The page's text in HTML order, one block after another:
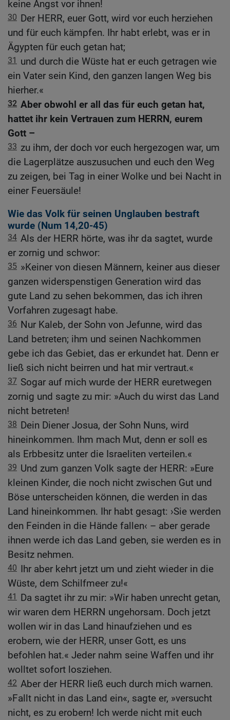
keine Angst vor ihnen!
30 Der HERR, euer Gott, wird vor euch herziehen
und für euch kämpfen. Ihr habt erlebt, was er in
Ägypten für euch getan hat;
31 und durch die Wüste hat er euch getragen wie
ein Vater sein Kind, den ganzen langen Weg bis
hierher.«
32 Aber obwohl er all das für euch getan hat,
hattet ihr kein Vertrauen zum HERRN, eurem
Gott –
33 zu ihm, der doch vor euch hergezogen war, um
die Lagerplätze auszusuchen und euch den Weg
zu zeigen, bei Tag in einer Wolke und bei Nacht in
einer Feuersäule!
Wie das Volk für seinen Unglauben bestraft
wurde (Num 14,20-45)
34 Als der HERR hörte, was ihr da sagtet, wurde
er zornig und schwor:
35 »Keiner von diesen Männern, keiner aus dieser
ganzen widerspenstigen Generation wird das
gute Land zu sehen bekommen, das ich ihren
Vorfahren zugesagt habe.
36 Nur Kaleb, der Sohn von Jefunne, wird das
Land betreten; ihm und seinen Nachkommen
gebe ich das Gebiet, das er erkundet hat. Denn er
ließ sich nicht beirren und hat mir vertraut.«
37 Sogar auf mich wurde der HERR euretwegen
zornig und sagte zu mir: »Auch du wirst das Land
nicht betreten!
38 Dein Diener Josua, der Sohn Nuns, wird
hineinkommen. Ihm mach Mut, denn er soll es
als Erbbesitz unter die Israeliten verteilen.«
39 Und zum ganzen Volk sagte der HERR: »Eure
kleinen Kinder, die noch nicht zwischen Gut und
Böse unterscheiden können, die werden in das
Land hineinkommen. Ihr habt gesagt: ›Sie werden
den Feinden in die Hände fallen‹ – aber gerade
ihnen werde ich das Land geben, sie werden es in
Besitz nehmen.
40 Ihr aber kehrt jetzt um und zieht wieder in die
Wüste, dem Schilfmeer zu!«
41 Da sagtet ihr zu mir: »Wir haben unrecht getan,
wir waren dem HERRN ungehorsam. Doch jetzt
wollen wir in das Land hinaufziehen und es
erobern, wie der HERR, unser Gott, es uns
befohlen hat.« Jeder nahm seine Waffen und ihr
wolltet sofort losziehen.
42 Aber der HERR ließ euch durch mich warnen.
»Fallt nicht in das Land ein«, sagte er, »versucht
nicht, es zu erobern! Ich werde nicht mit euch